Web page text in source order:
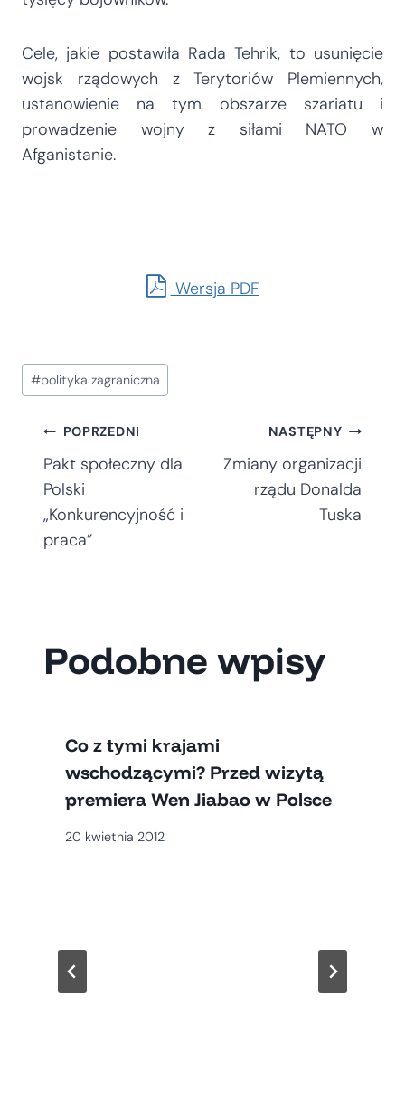
Cele, jakie postawiła Rada Tehrik, to usunięcie
wojsk rządowych z Terytoriów Plemiennych,
ustanowienie na tym obszarze szariatu i
prowadzenie wojny z siłami NATO w
Afganistanie.
Wersja PDF
Tagi
wpisu:
#polityka zagraniczna
Nawigacja
wpisu
POPRZEDNI
Pakt społeczny dla
Polski
„Konkurencyjność i
praca”
NASTĘPNY
Zmiany organizacji
rządu Donalda
Tuska
Podobne wpisy
Co z tymi krajami
wschodzącymi? Przed wizytą
premiera Wen Jiabao w Polsce
20 kwietnia 2012